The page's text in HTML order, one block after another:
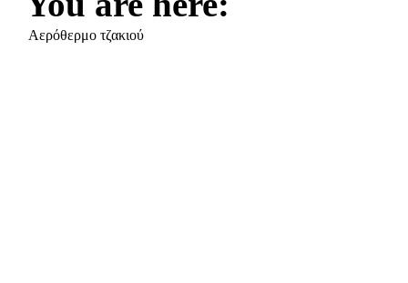
Aερόθερμο τζακιού